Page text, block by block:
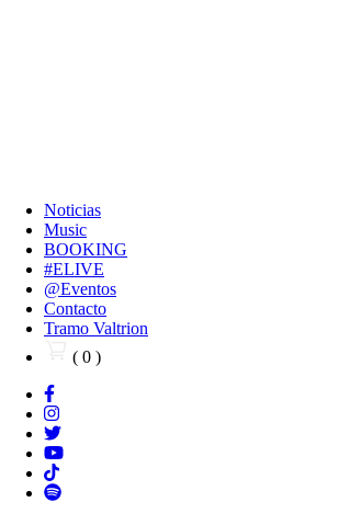
Noticias
Music
BOOKING
#ELIVE
@Eventos
Contacto
Tramo Valtrion
( 0 )